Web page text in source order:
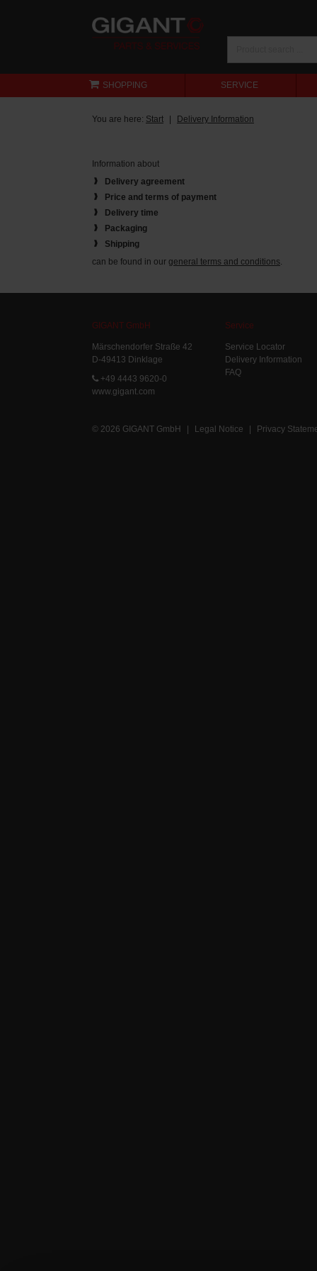
SHOPPING SERVICE
You are here: Start Delivery Information
Information about
Delivery agreement
Price and terms of payment
Delivery time
Packaging
Shipping
can be found in our general terms and conditions.
GIGANT GmbH
Märschendorfer Straße 42
D-49413 Dinklage
+49 4443 9620-0
www.gigant.com
Service
Service Locator
Delivery Information
FAQ
© 2026 GIGANT GmbH | Legal Notice | Privacy